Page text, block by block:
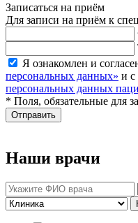
Записаться на приём
Для записи на приём к
Я ознакомлен и
персональных данных» и с
персональных данных
* Поля, обязательные для
Отправить
Наши врачи